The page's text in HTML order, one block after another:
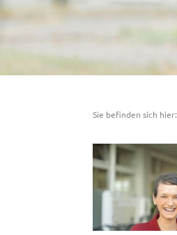
Sie befinden sich hier: